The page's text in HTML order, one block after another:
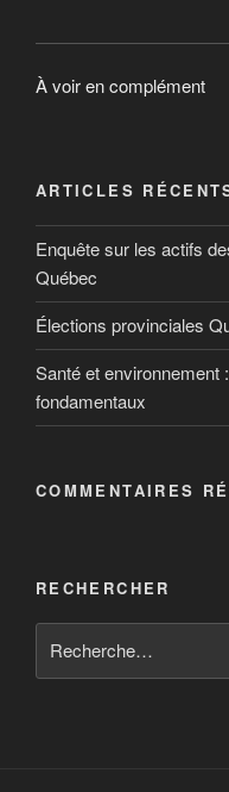
À voir en complément
ARTICLES
Enquête sur les actifs
Québec
Élections provinciales
Santé et environnement
fondamentaux
COMMENTAIRES
RECHERCHER